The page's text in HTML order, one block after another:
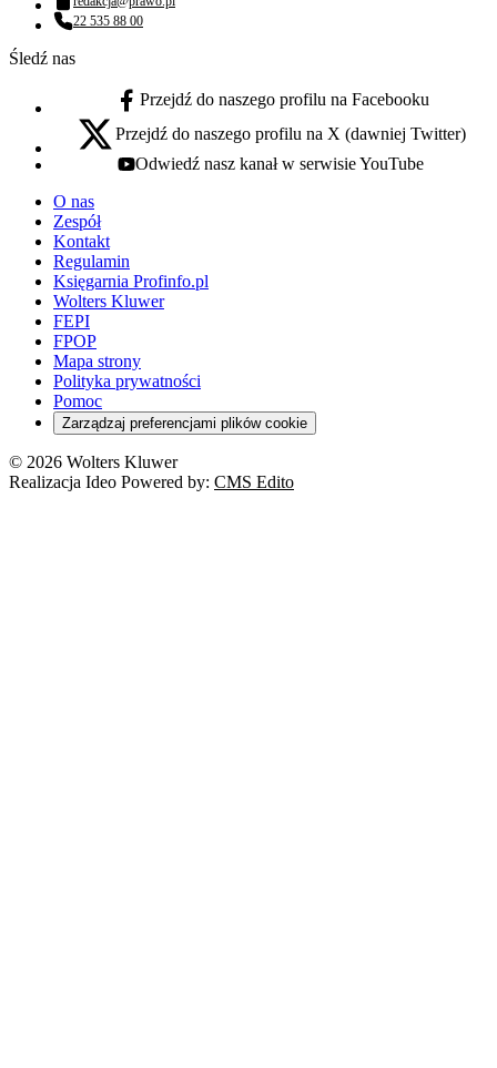
Adres email:
Numer telefonu:
22 535 88 00
Śledź nas
facebook - otwiera się w nowej karcie
Przejdź do naszego profilu na Facebooku
x - otwiera się w nowej karcie
Przejdź do naszego profilu na X (dawniej Twitter)
youtube - otwiera się w nowej karcie
Odwiedź nasz kanał w serwisie YouTube
O nas
Zespół
Kontakt
Regulamin
Księgarnia Profinfo.pl
Wolters Kluwer
FEPI
FPOP
Mapa strony
Polityka prywatności
Pomoc
Zarządzaj preferencjami plików cookie
© 2026 Wolters Kluwer
Realizacja Ideo Powered by: CMS Edito